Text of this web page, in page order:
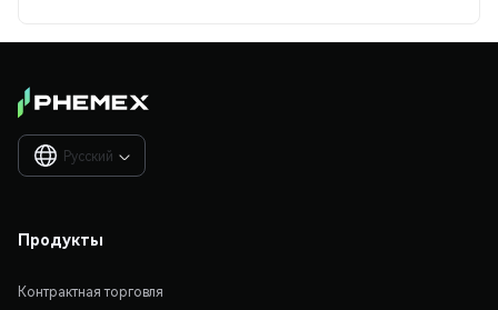
Русский 
Продукты
Контрактная торговля